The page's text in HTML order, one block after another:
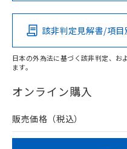
O
在庫等で未対応品が混在
問い合わせください。
その他の認証はこ
該非判定見解書/項目
日本の外為法に基づく該非判定、お
ます。
オンライン購入
販売価格（税込）